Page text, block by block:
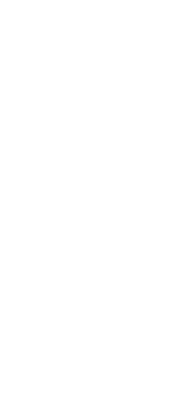
caso è necessario
e accurate su di sé, i
della propria Piccola
essere debitamente
e a monitorare
L’Utente
tali persone riguardo ai
garantire la compliance al
all’account
di garantire la
proprio nome utente e
deve condividere queste
impegna a riportare
utilizzo non autorizzato.
di qualsiasi attività che si
e utilizzare determinati
necessario scaricare e
su un Dispositivo.
3 - “Termini di Licenza